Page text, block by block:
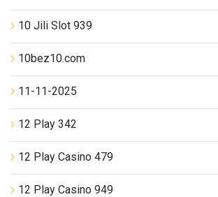
10 Jili Slot 939
10bez10.com
11-11-2025
12 Play 342
12 Play Casino 479
12 Play Casino 949